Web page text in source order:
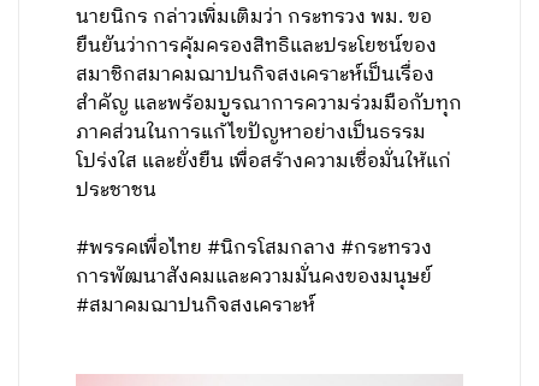
นายนิกร กล่าวเพิ่มเติมว่า กระทรวง พม. ขอ
ยืนยันว่าการคุ้มครองสิทธิและประโยชน์ของ
สมาชิกสมาคมฌาปนกิจสงเคราะห์เป็นเรื่อง
สำคัญ และพร้อมบูรณาการความร่วมมือกับทุก
ภาคส่วนในการแก้ไขปัญหาอย่างเป็นธรรม
โปร่งใส และยั่งยืน เพื่อสร้างความเชื่อมั่นให้แก่
ประชาชน
#พรรคเพื่อไทย #นิกรโสมกลาง #กระทรวง
การพัฒนาสังคมและความมั่นคงของมนุษย์
#สมาคมฌาปนกิจสงเคราะห์